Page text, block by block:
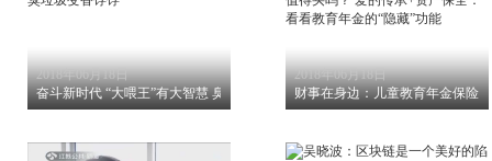
2018年06月18日
奋斗新时代 “大喂王”有大智慧 臭垃圾变香饽饽
2018年06月18日
财事在身边：儿童教育年金保险